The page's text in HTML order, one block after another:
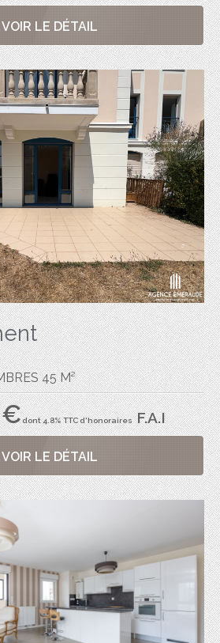
VOIR LE DÉTAIL
45 M²
€dont 4.8% TTC d'honorairesF.A.I
VOIR LE DÉTAIL